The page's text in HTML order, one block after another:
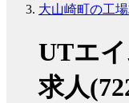
大山崎町の工場
UTエ
求人